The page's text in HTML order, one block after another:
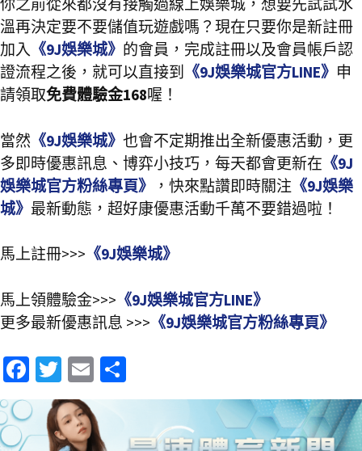
你之前從來都沒有接觸過線上娛樂城，想要先試試水
溫再決定要不要儲值玩遊戲嗎？現在只要你是新註冊
加入 《9J娛樂城》 的會員，完成註冊以及會員帳戶認
證流程之後，就可以直接到
《9J娛樂城官方LINE》 申
請領取免費體驗金168喔！
當然 《9J娛樂城》 也會不定期推出全新優惠活動，更
多即時優惠訊息、博弈小技巧，每天都會更新在 《9J
娛樂城官方粉絲專頁》
，快來點讚即時關注 《9J娛樂
城》 最新動態，超好康優惠活動千萬不要錯過啦！
馬上註冊>>> 《9J娛樂城》
馬上領體驗金>>> 《9J娛樂城官方LINE》
更多最新優惠訊息 >>> 《9J娛樂城官方粉絲專頁》
Fa
ce
b
T
wi
tt
E
m
ai
享